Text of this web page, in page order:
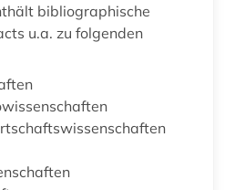
bibliographische
u.a. zu folgenden